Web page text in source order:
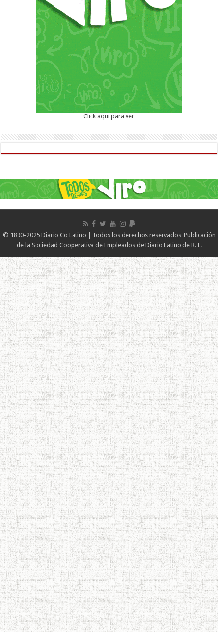
Click aqui para ver
© 1890-2025 Diario Co Latino | Todos los derechos reservados. Publicación
de la Sociedad Cooperativa de Empleados de Diario Latino de R. L.